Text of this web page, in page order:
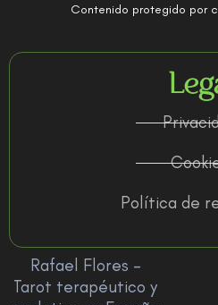
Contenido protegido por
Política de
Rafael Flores –
Tarot terapéutico y